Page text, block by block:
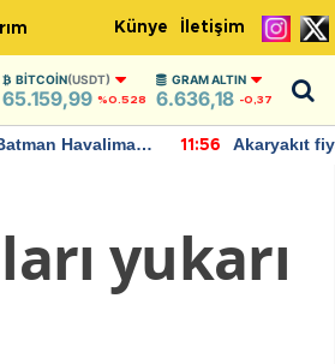
Künye İletişim
BITCOIN(USDT)
65.159,99 %0.528
GRAM ALTIN
6.636,18 -0,37
Havalimanı
11:56
Akaryakıt
yukarı